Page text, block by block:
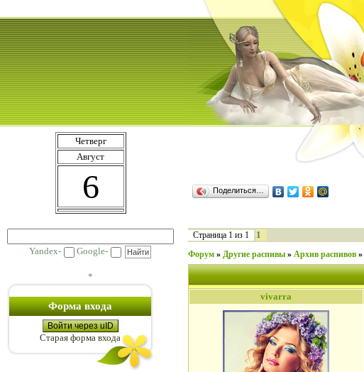
Четверг
Август
6
Yandex- Google-
*
Форма входа
Войти через uID
Старая форма входа
Поделиться…
Страница 1 из 1 1
Форум » Другие распивы » Архив распивов »
vivarra